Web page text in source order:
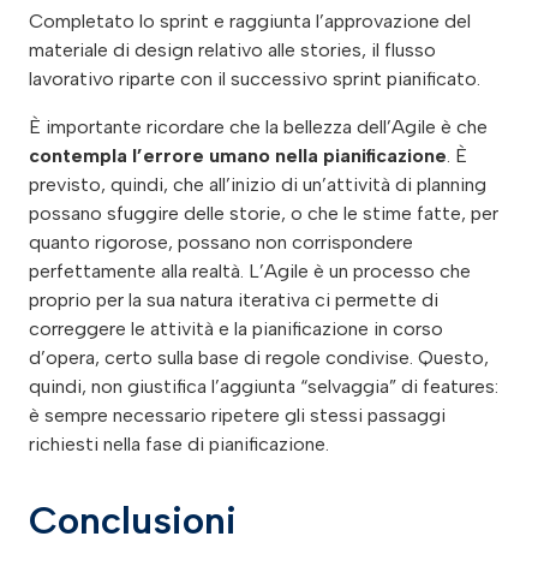
Completato lo sprint e raggiunta l’approvazione del
materiale di design relativo alle stories, il flusso
lavorativo riparte con il successivo sprint pianificato.
È importante ricordare che la bellezza dell’Agile è che
contempla l’errore umano nella pianificazione . È
previsto, quindi, che all’inizio di un’attività di planning
possano sfuggire delle storie, o che le stime fatte, per
quanto rigorose, possano non corrispondere
perfettamente alla realtà. L’Agile è un processo che
proprio per la sua natura iterativa ci permette di
correggere le attività e la pianificazione in corso
d’opera, certo sulla base di regole condivise. Questo,
quindi, non giustifica l’aggiunta “selvaggia” di features:
è sempre necessario ripetere gli stessi passaggi
richiesti nella fase di pianificazione.
Conclusioni